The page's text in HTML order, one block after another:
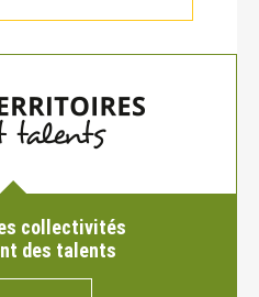
collectivités
des talents